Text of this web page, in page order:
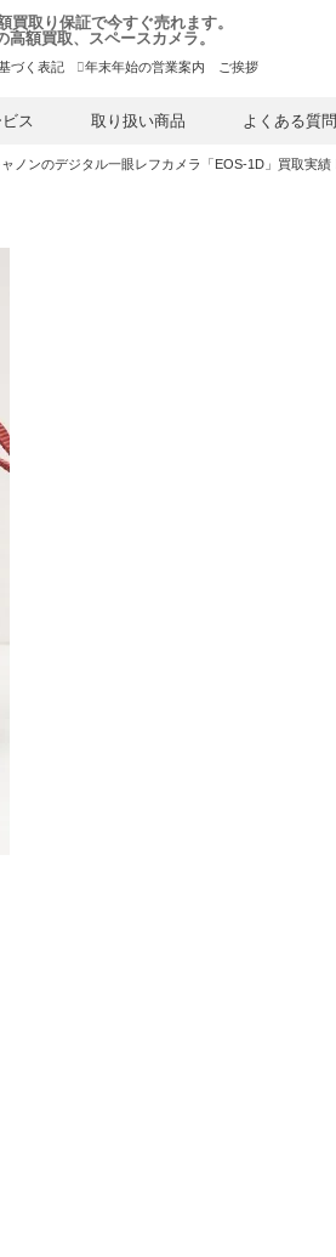
キ
買取り保証で今すぐ売れます。
高額買取、スペースカメラ。
づく表記 年末年始の営業案内 ご挨拶
ス 取り扱い商品 よくある質問
ャノンのデジタル一眼レフカメラ「EOS-1D」買取実績